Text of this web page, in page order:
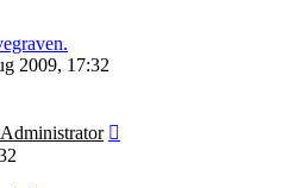
2009, 17:32
Administrator